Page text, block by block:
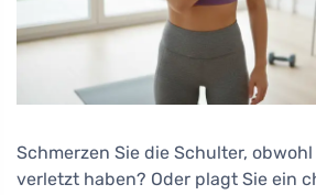
Schmerzen Sie die Schulter,
verletzt haben? Oder plagt Sie ein